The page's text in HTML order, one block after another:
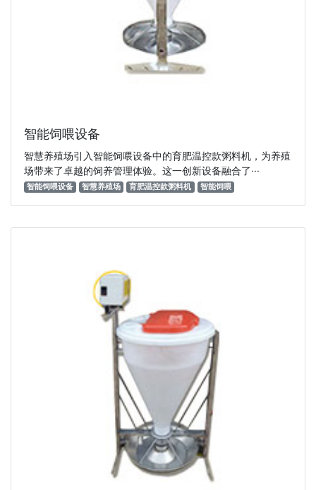
智能饲喂设备
智慧养殖场引入智能饲喂设备中的育肥温控款粥料机，为养殖
场带来了卓越的饲养管理体验。这一创新设备融合了···
智能饲喂设备 智慧养殖场 育肥温控款粥料机 智能饲喂